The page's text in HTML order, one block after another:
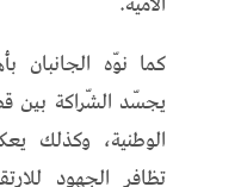
كما نوّه الجانبان
يجسّد الشّراكة بين
الوطنية، وكذلك
تظافر الجهود